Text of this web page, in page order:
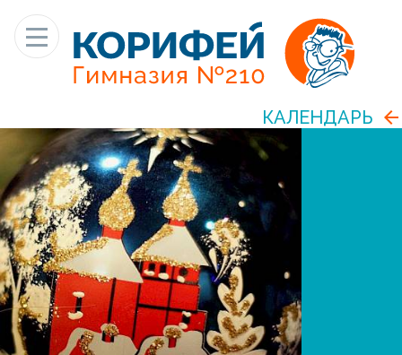
КАЛЕНДАРЬ